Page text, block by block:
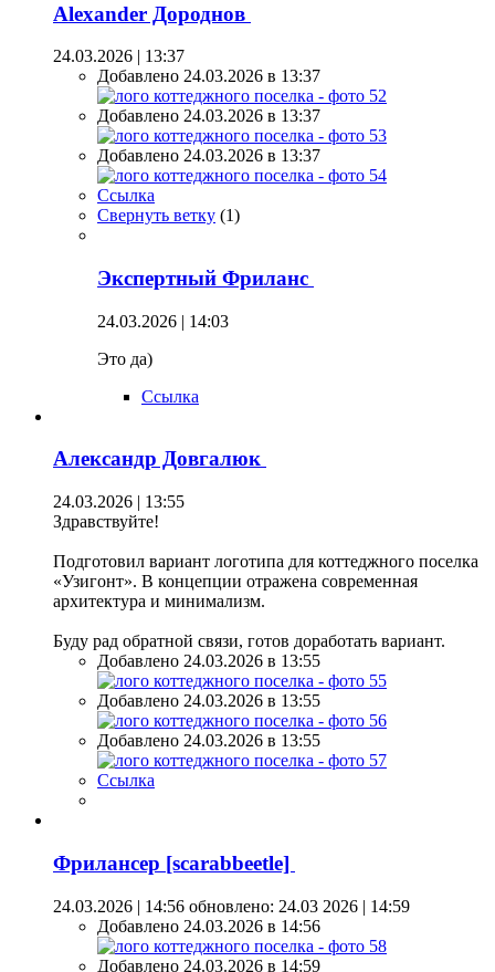
Alexander Дороднов
24.03.2026 | 13:37
Добавлено 24.03.2026 в 13:37
Добавлено 24.03.2026 в 13:37
Добавлено 24.03.2026 в 13:37
Ссылка
Свернуть ветку (1)
Экспертный Фриланс
24.03.2026 | 14:03
Это да)
Ссылка
Александр Довгалюк
24.03.2026 | 13:55
Здравствуйте!
Подготовил вариант логотипа для коттеджного поселка
«Узигонт». В концепции отражена современная
архитектура и минимализм.
Буду рад обратной связи, готов доработать вариант.
Добавлено 24.03.2026 в 13:55
Добавлено 24.03.2026 в 13:55
Добавлено 24.03.2026 в 13:55
Ссылка
Фрилансер [scarabbeetle]
24.03.2026 | 14:56 обновлено: 24.03 2026 | 14:59
Добавлено 24.03.2026 в 14:56
Добавлено 24.03.2026 в 14:59